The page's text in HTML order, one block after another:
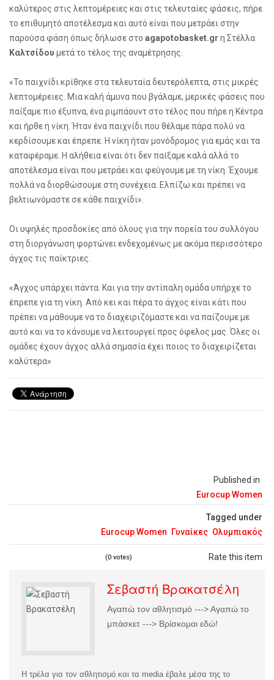
Published in
Eurocup Women
Tagged under
Eurocup Women
Γυναίκες Ολυμπιακός
Rate this item
(0 votes)
καλύτερος στις λεπτομέρειες και στις τελευταίες φάσεις, πήρε
το επιθυμητό αποτέλεσμα και αυτό είναι που μετράει στην
παρούσα φάση όπως δήλωσε στο agapotobasket.gr η Στέλλα
Καλτσίδου μετά το τέλος της αναμέτρησης.
«Το παιχνίδι κρίθηκε στα τελευταία δευτερόλεπτα, στις μικρές
λεπτομέρειες. Μια καλή άμυνα που βγάλαμε, μερικές φάσεις που
παίξαμε πιο έξυπνα, ένα ριμπάουντ στο τέλος που πήρε η Κέντρα
και ήρθε η νίκη. Ήταν ένα παιχνίδι που θέλαμε πάρα πολύ να
κερδίσουμε και έπρεπε. Η νίκη ήταν μονόδρομος για εμάς και τα
καταφέραμε. Η αλήθεια είναι ότι δεν παίξαμε καλά αλλά το
αποτέλεσμα είναι που μετράει και φεύγουμε με τη νίκη. Έχουμε
πολλά να διορθώσουμε στη συνέχεια. Ελπίζω και πρέπει να
βελτιωνόμαστε σε κάθε παιχνίδι».
Οι υψηλές προσδοκίες από όλους για την πορεία του συλλόγου
στη διοργάνωση φορτώνει ενδεχομένως με ακόμα περισσότερο
άγχος τις παίκτριες.
«Άγχος υπάρχει πάντα. Και για την αντίπαλη ομάδα υπήρχε το
έπρεπε για τη νίκη. Από κει και πέρα το άγχος είναι κάτι που
πρέπει να μάθουμε να το διαχειριζόμαστε και να παίζουμε με
αυτό και να το κάνουμε να λειτουργεί προς όφελος μας. Όλες οι
ομάδες έχουν άγχος αλλά σημασία έχει ποιος το διαχειρίζεται
καλύτερα»
Σεβαστή Βρακατσέλη
Αγαπώ τον αθλητισμό ---> Αγαπώ το
μπάσκετ ---> Βρίσκομαι εδώ!
Η τρέλα για τον αθλητισμό και τα media έβαλε μέσα της το